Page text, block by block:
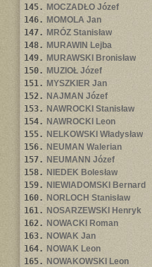
145. MOCZADŁO Józef
146. MOMOLA Jan
147. MRÓZ Stanisław
148. MURAWIN Lejba
149. MURAWSKI Bronisław
150. MUZIOŁ Józef
151. MYSZKIER Jan
152. NAJMAN Józef
153. NAWROCKI Stanisław
154. NAWROCKI Leon
155. NELKOWSKI Władysław
156. NEUMAN Walerian
157. NEUMANN Józef
158. NIEDEK Bolesław
159. NIEWIADOMSKI Bernard
160. NORLOCH Stanisław
161. NOSARZEWSKI Henryk
162. NOWACKI Roman
163. NOWAK Jan
164. NOWAK Leon
165. NOWAKOWSKI Leon